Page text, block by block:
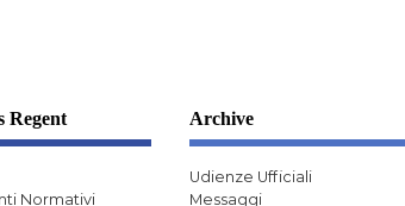
Regent
Normativi
Archive
Udienze Ufficiali
Messaggi